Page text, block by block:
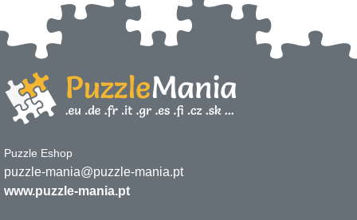
Puzzle Eshop
puzzle-mania@puzzle-mania.pt
www.puzzle-mania.pt